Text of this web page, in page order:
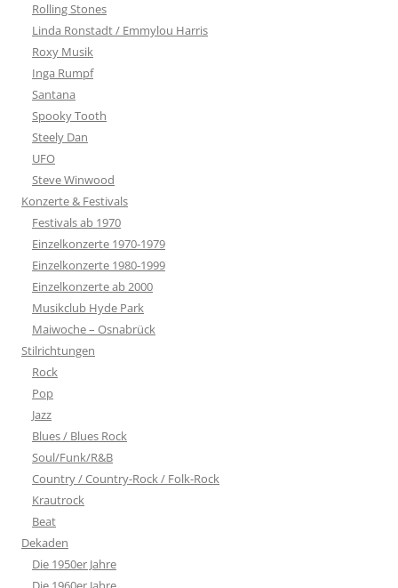
Rolling Stones
Linda Ronstadt / Emmylou Harris
Roxy Musik
Inga Rumpf
Santana
Spooky Tooth
Steely Dan
UFO
Steve Winwood
Konzerte & Festivals
Festivals ab 1970
Einzelkonzerte 1970-1979
Einzelkonzerte 1980-1999
Einzelkonzerte ab 2000
Musikclub Hyde Park
Maiwoche – Osnabrück
Stilrichtungen
Rock
Pop
Jazz
Blues / Blues Rock
Soul/Funk/R&B
Country / Country-Rock / Folk-Rock
Krautrock
Beat
Dekaden
Die 1950er Jahre